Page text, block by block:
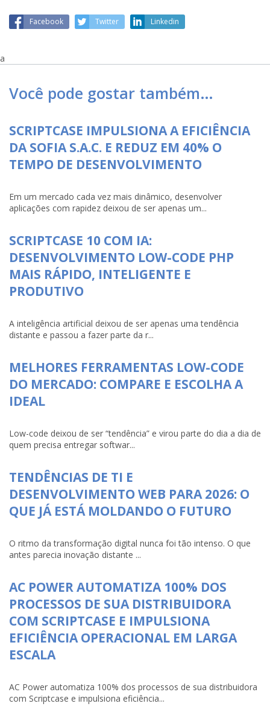
Facebook Twitter Linkedin
a
Você pode gostar também…
SCRIPTCASE IMPULSIONA A EFICIÊNCIA
DA SOFIA S.A.C. E REDUZ EM 40% O
TEMPO DE DESENVOLVIMENTO
Em um mercado cada vez mais dinâmico, desenvolver
aplicações com rapidez deixou de ser apenas um...
SCRIPTCASE 10 COM IA:
DESENVOLVIMENTO LOW-CODE PHP
MAIS RÁPIDO, INTELIGENTE E
PRODUTIVO
A inteligência artificial deixou de ser apenas uma tendência
distante e passou a fazer parte da r...
MELHORES FERRAMENTAS LOW-CODE
DO MERCADO: COMPARE E ESCOLHA A
IDEAL
Low-code deixou de ser “tendência” e virou parte do dia a dia de
quem precisa entregar softwar...
TENDÊNCIAS DE TI E
DESENVOLVIMENTO WEB PARA 2026: O
QUE JÁ ESTÁ MOLDANDO O FUTURO
O ritmo da transformação digital nunca foi tão intenso. O que
antes parecia inovação distante ...
AC POWER AUTOMATIZA 100% DOS
PROCESSOS DE SUA DISTRIBUIDORA
COM SCRIPTCASE E IMPULSIONA
EFICIÊNCIA OPERACIONAL EM LARGA
ESCALA
AC Power automatiza 100% dos processos de sua distribuidora
com Scriptcase e impulsiona eficiência...